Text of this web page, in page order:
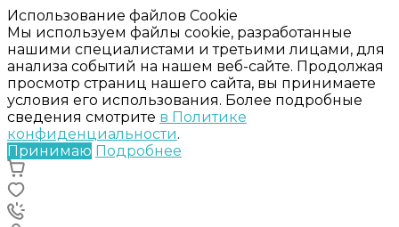
Использование файлов Cookie
Мы используем файлы cookie, разработанные
нашими специалистами и третьими лицами, для
анализа событий на нашем веб-сайте. Продолжая
просмотр страниц нашего сайта, вы принимаете
условия его использования. Более подробные
сведения смотрите в Политике
конфиденциальности.
Принимаю Подробнее